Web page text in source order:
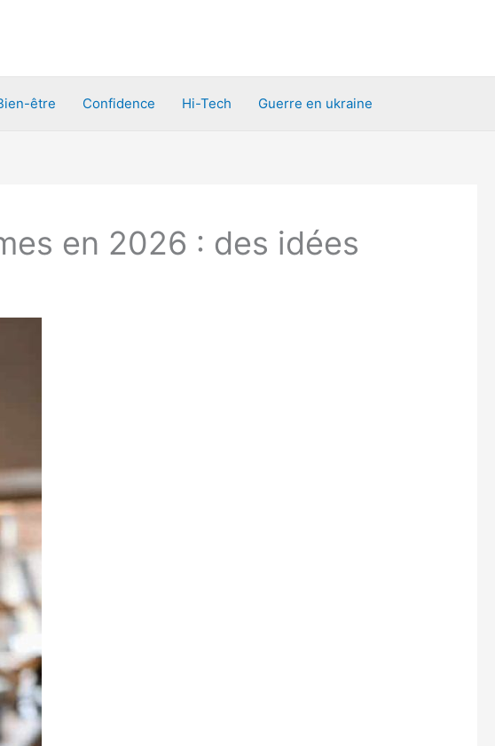
être Confidence Hi-Tech Guerre en ukraine
en 2026 : des idées